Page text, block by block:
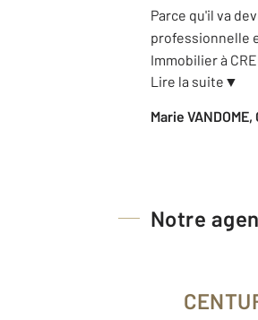
Parce qu'il va
professionnelle
Immobilier à
Lire la suite ▼
Marie
Notre